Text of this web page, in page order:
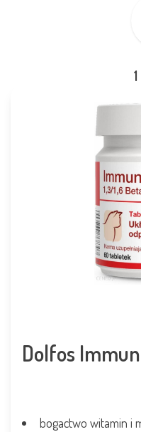
Dolfos
bogactwo witamin i